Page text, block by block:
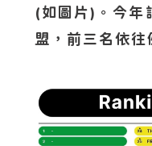
(如圖片) 。今年
盟，前三名依往